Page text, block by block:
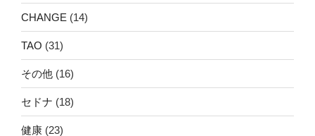
CHANGE (14)
TAO (31)
その他 (16)
セドナ (18)
健康 (23)